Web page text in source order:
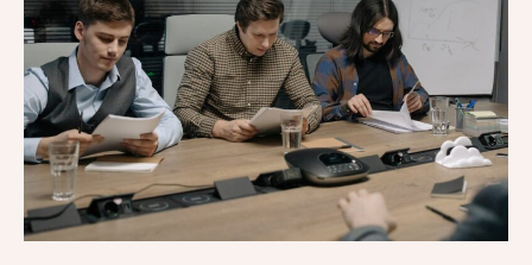
hoe
werkt
het